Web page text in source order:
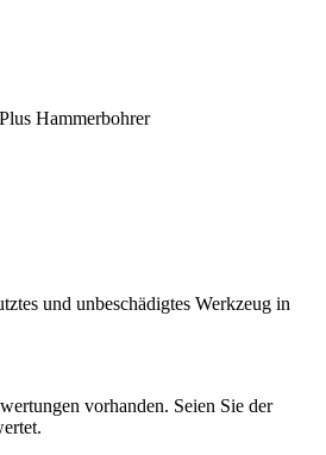
Hammerbohrer
und unbeschädigtes Werkzeug in
vorhanden. Seien Sie der